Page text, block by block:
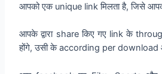
आपको एक unique link मिलता है, जिसे
आपके द्वारा share किए गए link के
होंगे, उसी के according per download